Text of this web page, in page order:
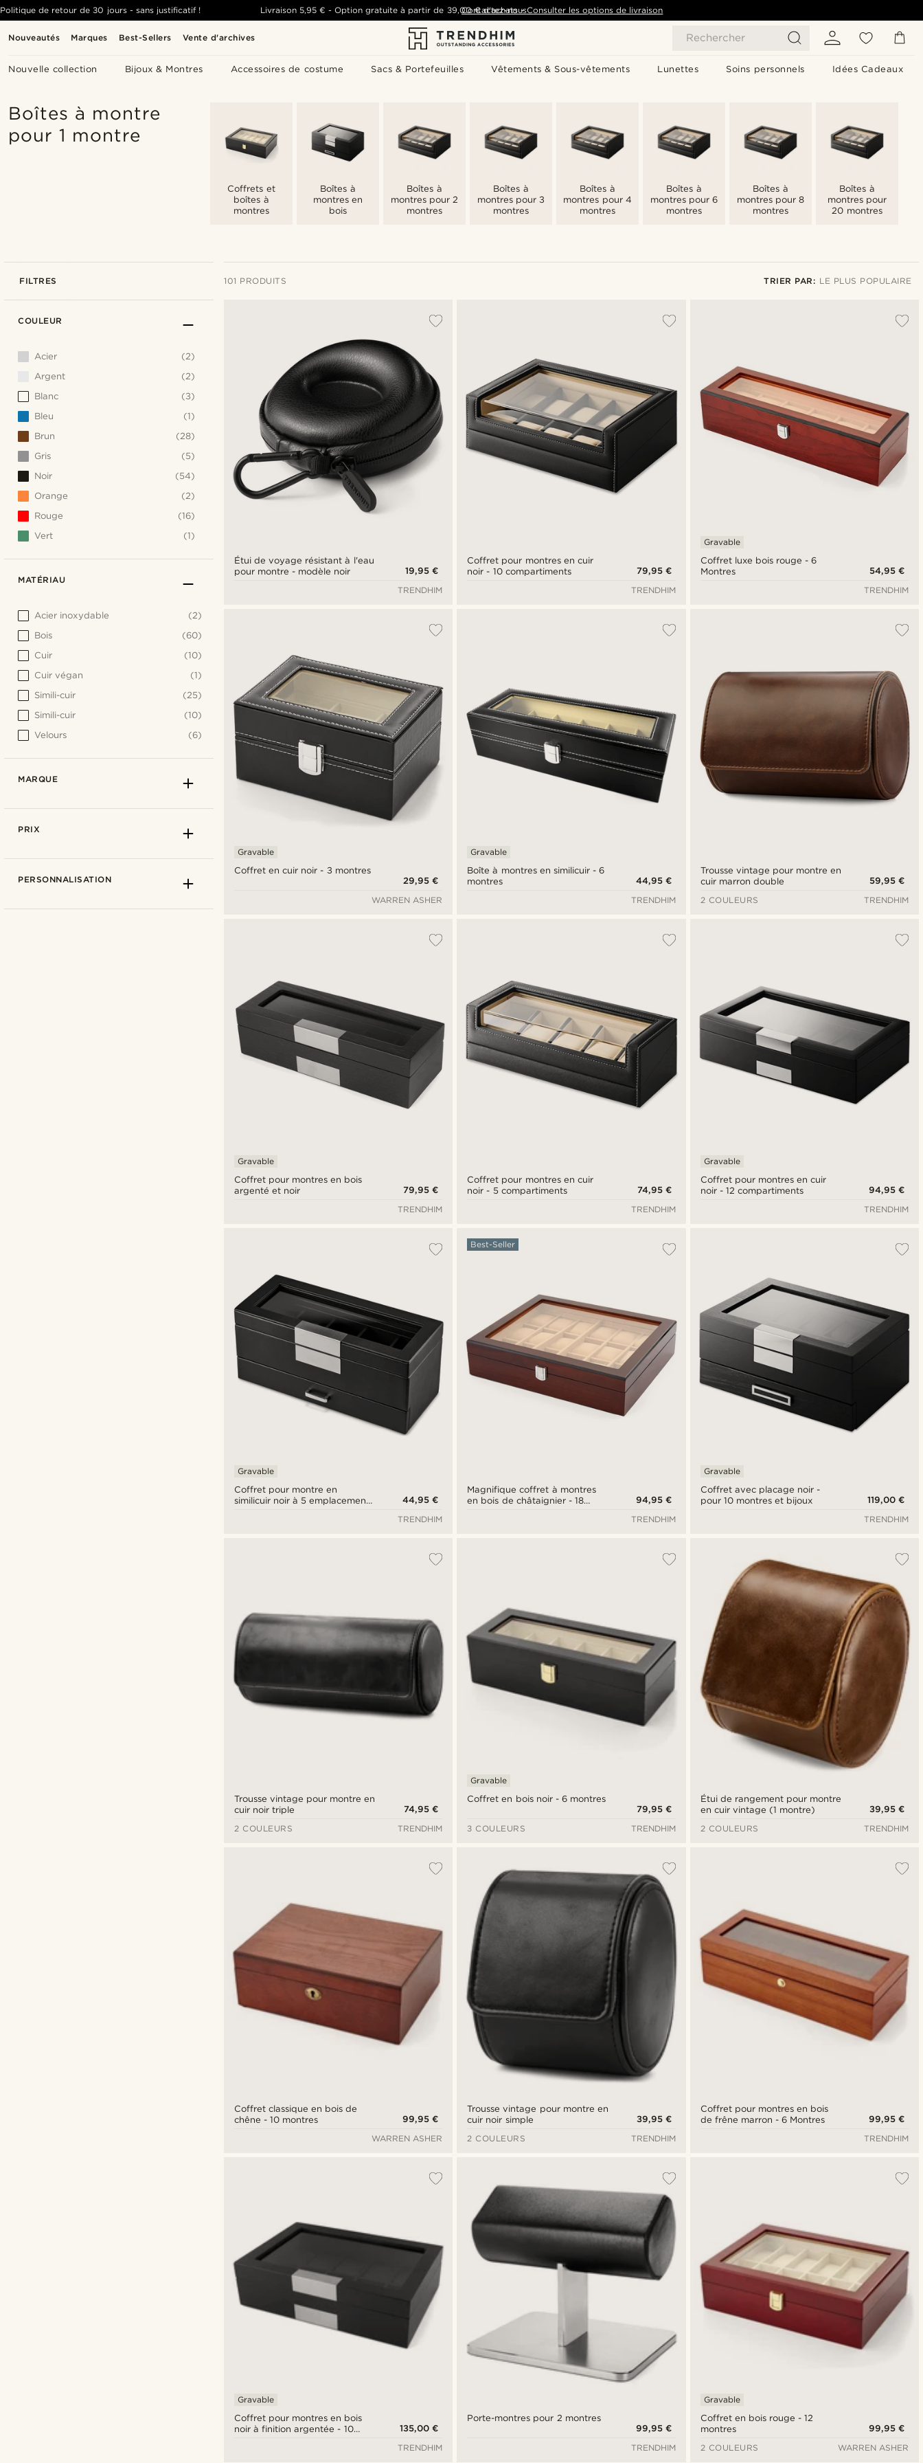
Nouveautés Marques Best-Sellers Vente d'archives Rechercher
Nouvelle collection Bijoux & Montres Accessoires de costume Sacs & Portefeuilles Vêtements & Sous-vêtements Lunettes Soins personnels Idées Cadeaux
Politique de retour de 30 jours - sans justificatif ! Livraison 5,95 € -Option gratuite à partir de 39,00 € d'achats- Consulter les options de livraison
Contactez-nous
Boîtes à montre
pour 1 montre
Coffrets et
boîtes à
montres
Boîtes à
montres en
bois
Boîtes à
montres pour 2
montres
Boîtes à
montres pour 3
montres
Boîtes à
montres pour 4
montres
Boîtes à
montres pour 6
montres
Boîtes à
montres pour 8
montres
Boîtes à
montres pour
20 montres
FILTRES 101 PRODUITS TRIER PAR: LE PLUS POPULAIRE
Étui de voyage résistant à l'eau
pour montre - modèle noir
19,95 €
TRENDHIM
Coffret pour montres en cuir
noir - 10 compartiments
79,95 €
TRENDHIM
Coffret luxe bois rouge - 6
Montres
Gravable
54,95 €
TRENDHIM
Coffret en cuir noir - 3 montres
Gravable
29,95 €
WARREN ASHER
Boîte à montres en similicuir - 6
montres
Gravable
44,95 €
TRENDHIM
Trousse vintage pour montre en
cuir marron double
59,95 €
2 COULEURS
TRENDHIM
Coffret pour montres en bois
argenté et noir
Gravable
79,95 €
TRENDHIM
Coffret pour montres en cuir
noir - 5 compartiments
74,95 €
TRENDHIM
Coffret pour montres en cuir
noir - 12 compartiments
Gravable
94,95 €
TRENDHIM
Coffret pour montre en
similicuir noir à 5 emplacements
Gravable
44,95 €
TRENDHIM
Magnifique coffret à montres
en bois de châtaignier - 18
Best-Seller
94,95 €
TRENDHIM
Coffret avec placage noir -
pour 10 montres et bijoux
Gravable
119,00 €
TRENDHIM
Trousse vintage pour montre en
cuir noir triple
74,95 €
2 COULEURS
TRENDHIM
Coffret en bois noir - 6 montres
Gravable
79,95 €
3 COULEURS
TRENDHIM
Étui de rangement pour montre
en cuir vintage (1 montre)
39,95 €
2 COULEURS
TRENDHIM
Coffret classique en bois de
chêne - 10 montres
99,95 €
WARREN ASHER
Trousse vintage pour montre en
cuir noir simple
39,95 €
2 COULEURS
TRENDHIM
Coffret pour montres en bois
de frêne marron - 6 Montres
99,95 €
TRENDHIM
Coffret pour montres en bois
noir à finition argentée - 10
Gravable
135,00 €
TRENDHIM
Porte-montres pour 2 montres
99,95 €
TRENDHIM
Coffret en bois rouge - 12
montres
Gravable
99,95 €
2 COULEURS
WARREN ASHER
COULEUR
Acier
(2)
Argent
(2)
Blanc
(3)
Bleu
(1)
Brun
(28)
Gris
(5)
Noir
(54)
Orange
(2)
Rouge
(16)
Vert
(1)
MATÉRIAU
Acier inoxydable
(2)
Bois
(60)
Cuir
(10)
Cuir végan
(1)
Simili-cuir
(25)
Simili-cuir
(10)
Velours
(6)
MARQUE
PRIX
PERSONNALISATION